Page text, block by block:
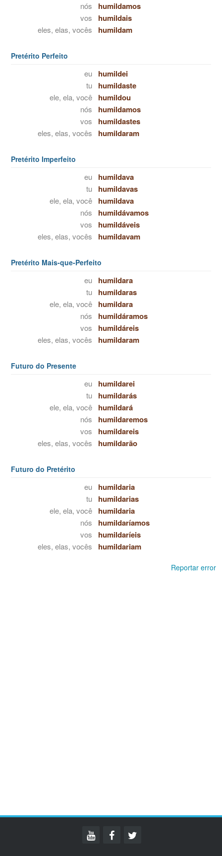
nós humildamos
vos humildais
eles, elas, vocês humildam
Pretérito Perfeito
eu humildei
tu humildaste
ele, ela, você humildou
nós humildamos
vos humildastes
eles, elas, vocês humildaram
Pretérito Imperfeito
eu humildava
tu humildavas
ele, ela, você humildava
nós humildávamos
vos humildáveis
eles, elas, vocês humildavam
Pretérito Mais-que-Perfeito
eu humildara
tu humildaras
ele, ela, você humildara
nós humildáramos
vos humildáreis
eles, elas, vocês humildaram
Futuro do Presente
eu humildarei
tu humildarás
ele, ela, você humildará
nós humildaremos
vos humildareis
eles, elas, vocês humildarão
Futuro do Pretérito
eu humildaria
tu humildarias
ele, ela, você humildaria
nós humildaríamos
vos humildaríeis
eles, elas, vocês humildariam
Reportar error